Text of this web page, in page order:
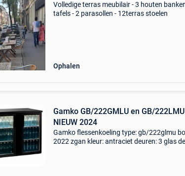
Volledige terras meubilair - 3 houten
tafels - 2 parasollen - 12terras stoelen
Ophalen
Gamko GB/222GMLU en GB/222LMU
NIEUW 2024
Gamko flessenkoeling type: gb/222glmu
2022 zgan kleur: antraciet deuren: 3 glas